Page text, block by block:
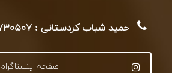
حمید شباب کردستانی : ۰۹۱۸۸۷۳۰۵۰۷
صفحه اینستاگرام